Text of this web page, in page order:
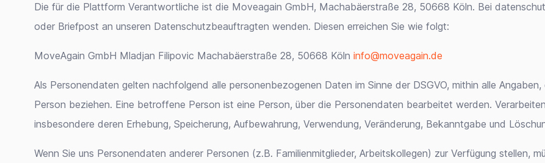
Die für die Plattform Verantwortliche ist die Moveagain GmbH, Machabäerstraße 28, 50668 Köln. Bei
oder Briefpost an unseren Datenschutzbeauftragten wenden. Diesen erreichen Sie wie folgt:
MoveAgain GmbH Mladjan Filipovic Machabäerstraße 28, 50668 Köln info@moveagain.de
Als Personendaten gelten nachfolgend alle personenbezogenen Daten im Sinne der DSGVO, mithin alle
Person beziehen. Eine betroffene Person ist eine Person, über die Personendaten bearbeitet werden.
insbesondere deren Erhebung, Speicherung, Aufbewahrung, Verwendung, Veränderung, Bekanntgabe und
Wenn Sie uns Personendaten anderer Personen (z.B. Familienmitglieder, Arbeitskollegen) zur Verfügung stellen,